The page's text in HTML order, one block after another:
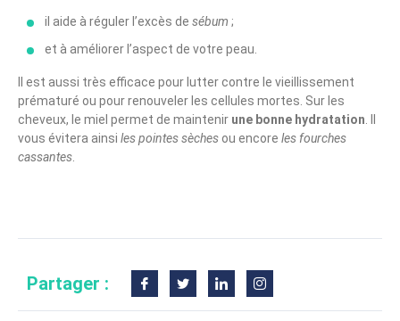
il aide à réguler l’excès de sébum ;
et à améliorer l’aspect de votre peau.
Il est aussi très efficace pour lutter contre le vieillissement
prématuré ou pour renouveler les cellules mortes. Sur les
cheveux, le miel permet de maintenir une bonne hydratation
vous évitera ainsi les pointes sèches ou encore les fourches
cassantes
Partager :